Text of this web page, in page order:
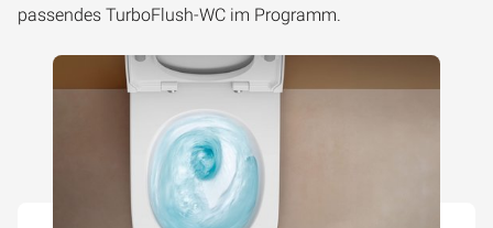
passendes TurboFlush-WC im Programm.